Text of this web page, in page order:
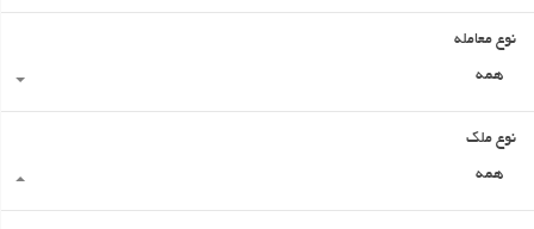
نوع معامله
همه
نوع ملک
همه